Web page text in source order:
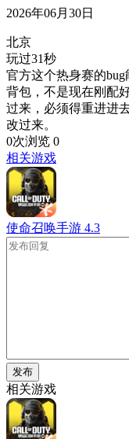
2026年06月30日
北京
玩过31秒
官方这个热身赛的
背包，不是现在刚配
过来，必须得重进进
改过来。
0次浏览 0
相关游戏
使命召唤手游 4.3
发布
相关游戏